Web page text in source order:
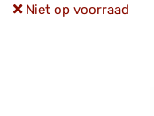
Niet op voorraad